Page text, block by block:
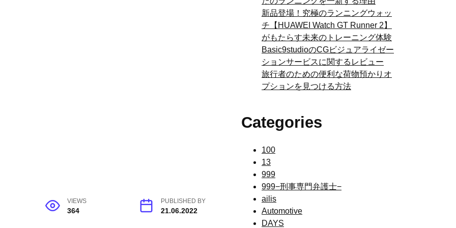
VIEWS
364
PUBLISHED BY
21.06.2022
新品登場！究極のランニングウォッ
チ【HUAWEI Watch GT Runner 2】
がもたらす未来のトレーニング体験
Basic9studioのCGビジュアライゼー
ションサービスに関するレビュー
旅行者のための便利な荷物預かりオ
プションを見つける方法
Categories
100
13
999
999−刑事専門弁護士−
ailis
Automotive
DAYS